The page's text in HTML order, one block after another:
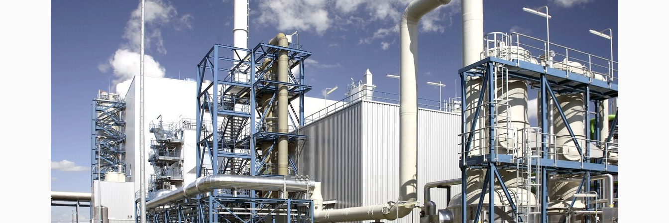
Використання цих технологій дозволяє не тільки оптимізувати термін служби
продуктів у
середовищі водню (виробництво, зберігання та використання), а й дає розробнику
додаткову
перевагу у вигляді зниження ваги кінцевого продукту.
Кінцевий споживач продукції отримує великі економічні вигоди. Однак найголовніше
те, що ця
технологія призводить до зменшення обсягів виробництва сталі і, отже, зменшення
викидів
вуглекислого газу.
Використовуючи труби H2FIT, наші клієнти можуть не тільки гарантувати якість
продукції, а й,
що важливіше, вони стають частиною глобального процесу, який дозволяє зробити
нашу планету
чистішою та безпечнішою.
Шукаєте рішення з нержавіючої сталі для застосування у водневому середовищі?
Сентравіс
допоможе вам зробити правильний вибір.